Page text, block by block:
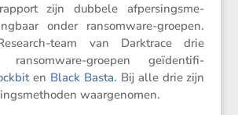
zijn dubbele afper­sings­me­
onder ransom­ware-groepen.
team van Darktrace drie
ransom­ware-groepen geïden­ti­fi­
en Black Basta. Bij alle drie zijn
waargenomen.